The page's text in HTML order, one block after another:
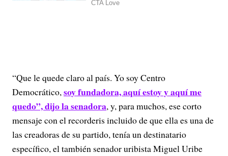
“Que le quede claro al país. Yo soy Centro
Democrático,soy fundadora, aquí estoy y aquí me
quedo”, dijo la senadora, y, para muchos, ese corto
mensaje con el recorderis incluido de que ella es una de
las creadoras de su partido, tenía un destinatario
específico, el también senador uribista Miguel Uribe